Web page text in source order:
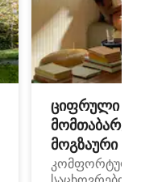
ციფრული
მოგზაური
კომფორტული